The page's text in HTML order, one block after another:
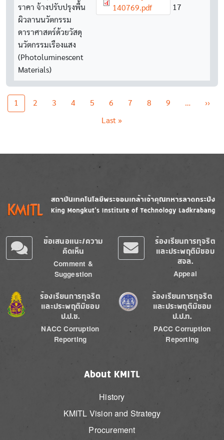
ราคา จ้างปรับปรุงพื้น
ผิวลานนวัตกรรม
ดาราศาสตร์ด้วยวัสดุ
นวัตกรรมเรืองแสง
(Photoluminescent
Materials)
140769.pdf
17
Pagination
1 2 3 4 5 6 7 8 9 … ››
Last »Last page
Image
ข้อเสนอแนะ/ความ
คิดเห็น
Comment &
Suggestion
ร้องเรียนการทุจริต
และประพฤติมิชอบ
สจล.
Appeal
Image
ร้องเรียนการทุจริต
และประพฤติมิชอบ
ป.ป.ช.
NACC Corruption
Reporting
Image
ร้องเรียนการทุจริต
และประพฤติมิชอบ
ป.ป.ท.
PACC Corruption
Reporting
About KMITL
History
KMITL Vision and Strategy
Procurement